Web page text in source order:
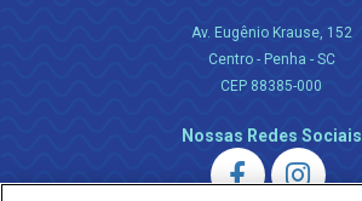
Av. Eugênio Krause, 152
Centro - Penha - SC
CEP 88385-000
Nossas Redes Sociais